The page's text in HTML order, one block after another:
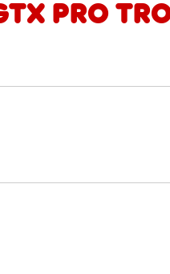
Pro